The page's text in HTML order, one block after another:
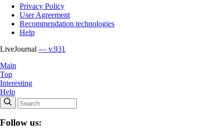
Privacy Policy
User Agreement
Recommendation technologies
Help
LiveJournal — v.931
Main
Top
Interesting
Help
Follow us: